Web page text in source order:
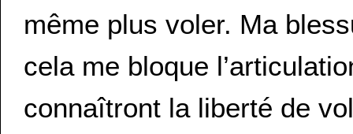
même plus voler. Ma
cela me bloque
connaîtront la liberté de